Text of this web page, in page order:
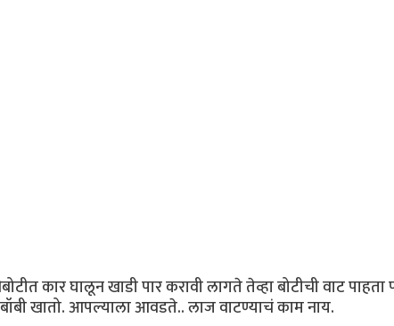
कार घालून खाडी पार करावी लागते तेव्हा बोटीची वाट पाहता
खातो. आपल्याला आवडते.. लाज वाटण्याचं काम नाय.